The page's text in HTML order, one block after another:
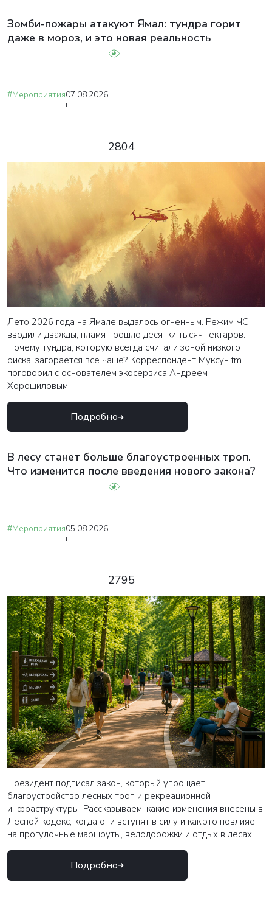
Зомби-пожары атакуют Ямал: тундра горит
даже в мороз, и это новая реальность
#Мероприятия07.08.2026
г.
2804
Лето 2026 года на Ямале выдалось огненным. Режим ЧС
вводили дважды, пламя прошло десятки тысяч гектаров.
Почему тундра, которую всегда считали зоной низкого
риска, загорается все чаще? Корреспондент Муксун.fm
поговорил с основателем экосервиса Андреем
Хорошиловым
Подробно
В лесу станет больше благоустроенных троп.
Что изменится после введения нового закона?
#Мероприятия05.08.2026
г.
2795
Президент подписал закон, который упрощает
благоустройство лесных троп и рекреационной
инфраструктуры. Рассказываем, какие изменения внесены в
Лесной кодекс, когда они вступят в силу и как это повлияет
на прогулочные маршруты, велодорожки и отдых в лесах.
Подробно